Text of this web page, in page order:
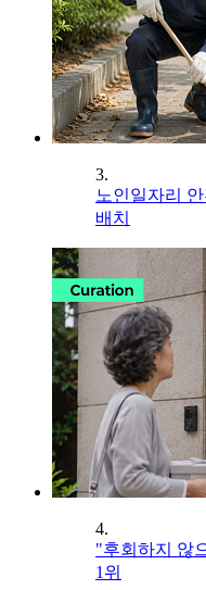
3.
노인일자리
배치
4.
"후회하지 않
1위